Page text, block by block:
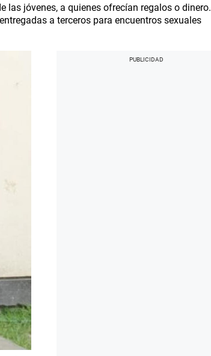
jóvenes, a quienes ofrecían regalos o dinero.
a terceros para encuentros sexuales